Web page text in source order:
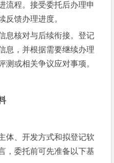
流程。接受委托后办理申
反馈办理进度。
息核对与后续衔接。登记
息，并根据需要继续办理
测或相关争议应对事项。
体、开发方式和拟登记软
，委托前可先准备以下基